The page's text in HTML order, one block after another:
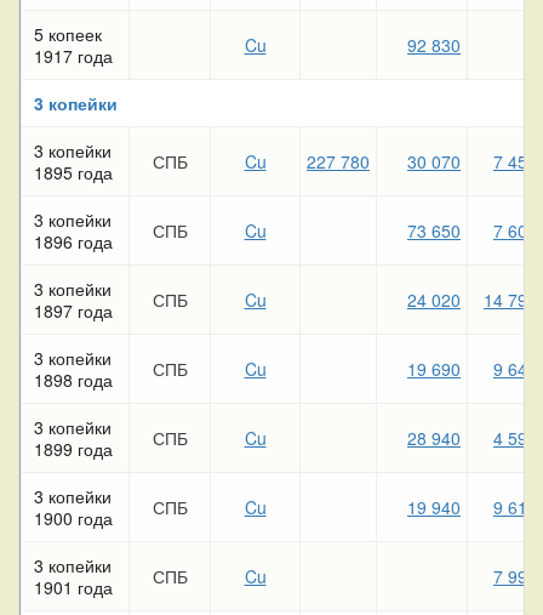
5 копеек
1917 года
Cu 92 830
3 копейки
3 копейки
1895 года
СПБ Cu 227 780 30 070 7 450
3 копейки
1896 года
СПБ Cu 73 650 7 600
3 копейки
1897 года
СПБ Cu 24 020 14 790
3 копейки
1898 года
СПБ Cu 19 690 9 640
3 копейки
1899 года
СПБ Cu 28 940 4 590
3 копейки
1900 года
СПБ Cu 19 940 9 610
3 копейки
1901 года
СПБ Cu 7 990